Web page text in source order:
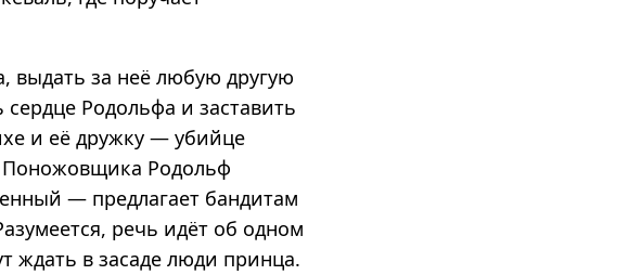
выдать за неё любую другую
Родольфа и заставить
и её дружку — убийце
Родольф
— предлагает бандитам
речь идёт об одном
ждать в засаде люди принца.